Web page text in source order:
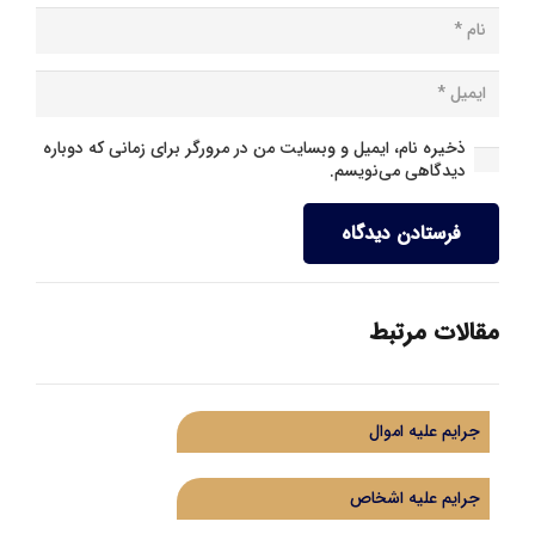
ذخیره نام، ایمیل و وبسایت من در مرورگر برای زمانی که دوباره
دیدگاهی می‌نویسم.
فرستادن دیدگاه
مقالات مرتبط
جرایم علیه اموال
جرایم علیه اشخاص